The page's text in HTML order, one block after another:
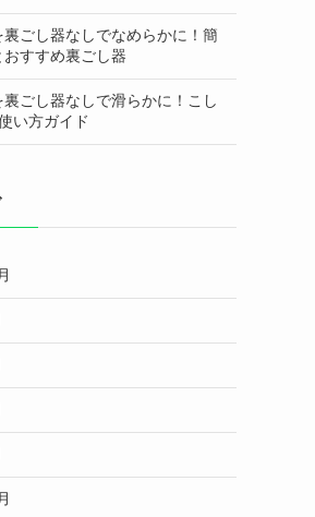
裏ごし器なしでなめらかに！簡
すすめ裏ごし器
ごし器なしで滑らかに！こし
い方ガイド